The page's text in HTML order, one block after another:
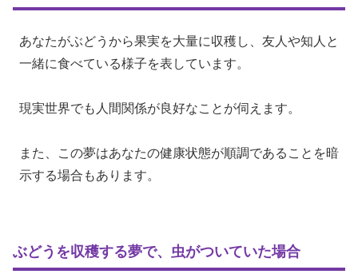
あなたがぶどうから果実を大量に収穫し、友人や知人と
一緒に食べている様子を表しています。
現実世界でも人間関係が良好なことが伺えます。
また、この夢はあなたの健康状態が順調であることを暗
示する場合もあります。
ぶどうを収穫する夢で、虫がついていた場合